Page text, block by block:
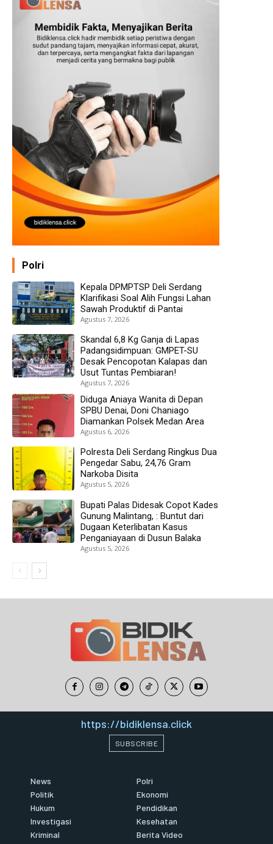
Polri
Kepala DPMPTSP Deli Serdang
Klarifikasi Soal Alih Fungsi Lahan
Sawah Produktif di Pantai
Agustus 7, 2026
Skandal 6,8 Kg Ganja di Lapas
Padangsidimpuan: GMPET-SU
Desak Pencopotan Kalapas dan
Usut Tuntas Pembiaran!
Agustus 7, 2026
Diduga Aniaya Wanita di Depan
SPBU Denai, Doni Chaniago
Diamankan Polsek Medan Area
Agustus 6, 2026
Polresta Deli Serdang Ringkus Dua
Pengedar Sabu, 24,76 Gram
Narkoba Disita
Agustus 5, 2026
Bupati Palas Didesak Copot Kades
Gunung Malintang, : Buntut dari
Dugaan Keterlibatan Kasus
Penganiayaan di Dusun Balaka
Agustus 5, 2026
https://bidiklensa.click
SUBSCRIBE
News
Politik
Hukum
Investigasi
Kriminal
Polri
Ekonomi
Pendidikan
Kesehatan
Berita Video